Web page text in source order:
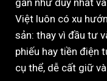
gần như duy nhất
Việt luôn có xu
sản: thay vì đầu tư
phiếu hay tiền điện
cụ thể, dễ cất giữ